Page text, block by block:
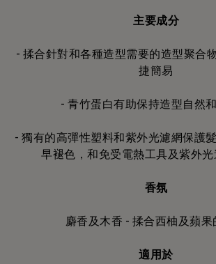
主要成分
- 揉合針對和各種造型需要的造型聚合
捷簡易
- 青竹蛋白有助保持造型自然
- 獨有的高彈性塑料和紫外光濾網保護
早褪色，和免受電熱工具及紫外
香氛
麝香及木香 - 揉合西柚及蘋果
適用於